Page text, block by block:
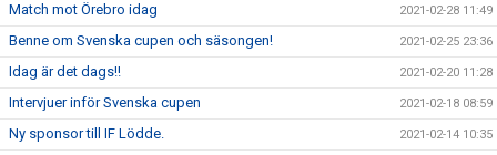
Match mot Örebro idag 2021-02-28 11:49
Benne om Svenska cupen och säsongen! 2021-02-25 23:36
Idag är det dags!! 2021-02-20 11:28
Intervjuer inför Svenska cupen 2021-02-18 08:59
Ny sponsor till IF Lödde. 2021-02-14 10:35